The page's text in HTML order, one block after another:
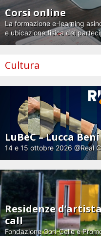
Corsi online
La formazione e-learning
e ubicazione fisica dei
Cultura
LuBeC – Lucca
14 e 15 ottobre 2026 @Real
Residenze
call
Fondazione Gori-Celle e